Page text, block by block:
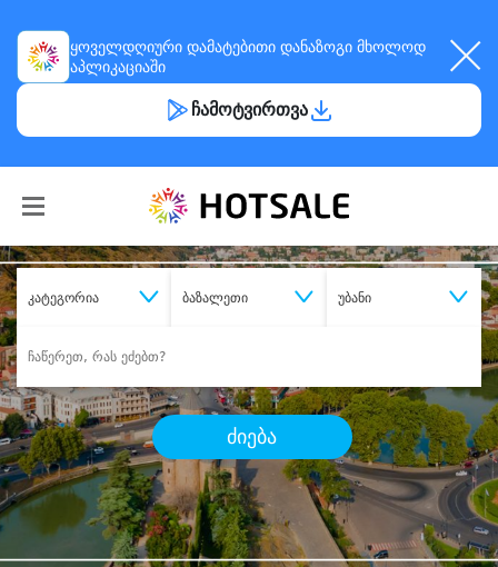
ყოველდღიური დამატებითი დანაზოგი მხოლოდ
აპლიკაციაში
ჩამოტვირთვა
კატეგორია ბაზალეთი უბანი
ძიება
შეიძინესასურველი მომსახურება
დიდი დანაზოგით